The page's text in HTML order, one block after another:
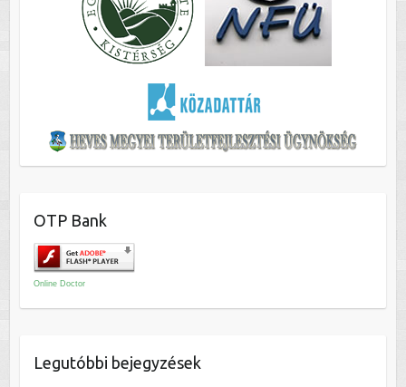
OTP Bank
Online Doctor
Legutóbbi bejegyzések